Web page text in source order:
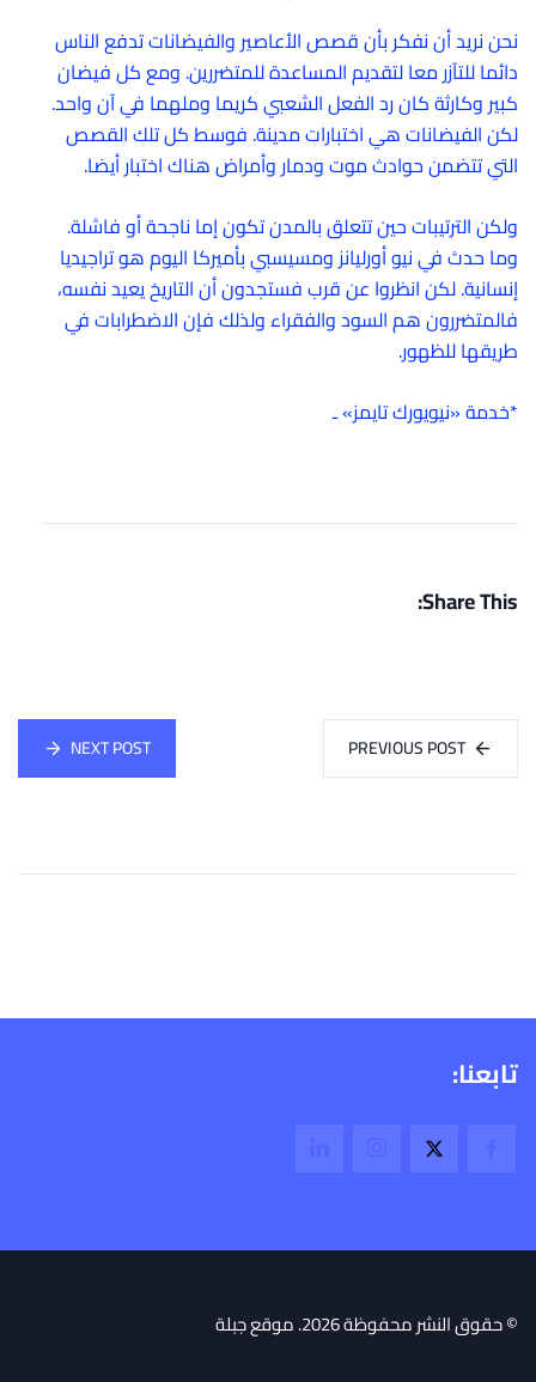
نحن نريد أن نفكر بأن قصص الأعاصير والفيضانات تدفع الناس
دائما للتآزر معا لتقديم المساعدة للمتضررين. ومع كل فيضان
كبير وكارثة كان رد الفعل الشعبي كريما وملهما في آن واحد.
لكن الفيضانات هي اختبارات مدينة. فوسط كل تلك القصص
التي تتضمن حوادث موت ودمار وأمراض هناك اختبار أيضا.
ولكن الترتيبات حين تتعلق بالمدن تكون إما ناجحة أو فاشلة.
وما حدث في نيو أورليانز ومسيسبي بأميركا اليوم هو تراجيديا
إنسانية. لكن انظروا عن قرب فستجدون أن التاريخ يعيد نفسه،
فالمتضررون هم السود والفقراء ولذلك فإن الاضطرابات في
طريقها للظهور.
*خدمة «نيويورك تايمز» ـ
Share This:
PREVIOUS POST
NEXT POST
تابعنا:
© حقوق النشر محفوظة 2026. موقع جبلة